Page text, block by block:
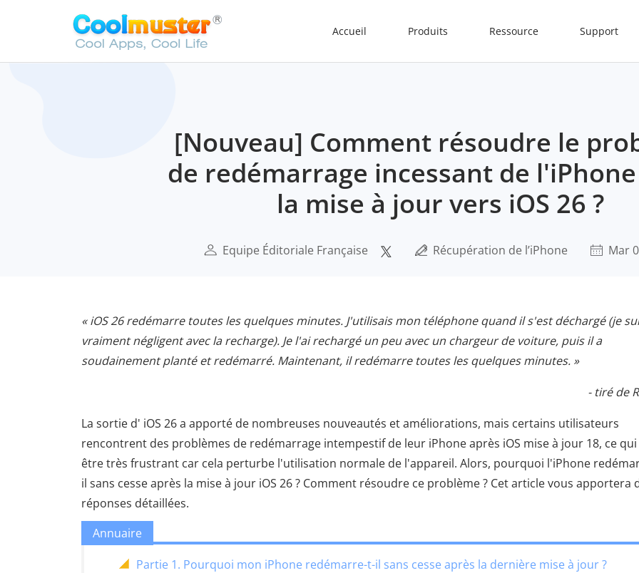
Accueil Produits Ressource Support
[Nouveau] Comment résoudre le
de redémarrage incessant de
la mise à jour vers iOS 26 ?
Equipe Éditoriale Française Récupération de l’iPhone Mar
« iOS 26 redémarre toutes les quelques minutes. J'utilisais mon téléphone quand il s'est déchargé (je
vraiment négligent avec la recharge). Je l'ai rechargé un peu avec un chargeur de voiture, puis il a
soudainement planté et redémarré. Maintenant, il redémarre toutes les quelques minutes. »
- tiré de
La sortie d' iOS 26 a apporté de nombreuses nouveautés et améliorations, mais certains utilisateurs
rencontrent des problèmes de redémarrage intempestif de leur iPhone après iOS mise à jour 18, ce
être très frustrant car cela perturbe l'utilisation normale de l'appareil. Alors, pourquoi l'iPhone
il sans cesse après la mise à jour iOS 26 ? Comment résoudre ce problème ? Cet article vous apportera
réponses détaillées.
Annuaire
Partie 1. Pourquoi mon iPhone redémarre-t-il sans cesse après la dernière mise à jour ?